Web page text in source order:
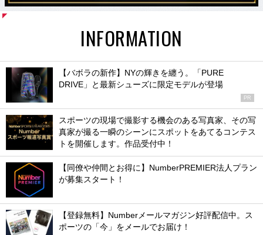
INFORMATION
【バボラの新作】NYの輝きを纏う。「PURE
DRIVE」と最新シューズに限定モデルが登場
PR
スポーツの現場で撮影する機会のある写真家、その写
真家が撮る一瞬のシーンにスポットをあてるコンテス
トを開催します。作品受付中！
【同僚や仲間とお得に】NumberPREMIER法人プラン
が募集スタート！
【登録無料】Numberメールマガジン好評配信中。ス
ポーツの「今」をメールでお届け！